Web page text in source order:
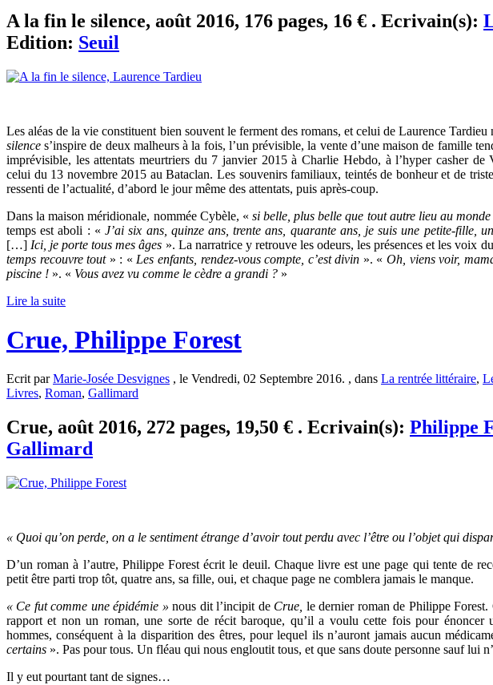
A la fin le silence, août 2016, 176 pages, 16 € . Ecrivain(s):
Edition: Seuil
Les aléas de la vie constituent bien souvent le ferment des romans, et celui de Laurence Tardieu
silences’inspire de deux malheurs à la fois, l’un prévisible, la vente d’une maison de famille
imprévisible, les attentats meurtriers du 7 janvier 2015 à Charlie Hebdo, à l’hyper casher de
celui du 13 novembre 2015 au Bataclan. Les souvenirs familiaux, teintés de bonheur et de
ressenti de l’actualité, d’abord le jour même des attentats, puis après-coup.
Dans la maison méridionale, nommée Cybèle, « si belle, plus belle que tout autre lieu au monde
temps est aboli : «J’ai six ans, quinze ans, trente ans, quarante ans, je suis une petite-fille,
[…] Ici, je porte tous mes âges ». La narratrice y retrouve les odeurs, les présences et les voix
temps recouvre tout» : « Les enfants, rendez-vous compte, c’est divin ». « Oh, viens voir,
piscine ! ». « Vous avez vu comme le cèdre a grandi ? »
Lire la suite
Crue, Philippe Forest
Ecrit parMarie-Josée Desvignes , le Vendredi, 02 Septembre 2016. , dans La rentrée littéraire,
Livres, Roman, Gallimard
Crue, août 2016, 272 pages, 19,50 € . Ecrivain(s): Philippe
Gallimard
« Quoi qu’on perde, on a le sentiment étrange d’avoir tout perdu avec l’être ou l’objet qui
D’un roman à l’autre, Philippe Forest écrit le deuil. Chaque livre est une page qui tente de
petit être parti trop tôt, quatre ans, sa fille, oui, et chaque page ne comblera jamais le manque.
« Ce fut comme une épidémie » nous dit l’incipit de Crue, le dernier roman de Philippe
rapport et non un roman, une sorte de récit baroque, qu’il a voulu cette fois pour énoncer
hommes, conséquent à la disparition des êtres, pour lequel ils n’auront jamais aucun
certains ». Pas pour tous. Un fléau qui nous engloutit tous, et que sans doute personne sauf lui
Il y eut pourtant tant de signes…